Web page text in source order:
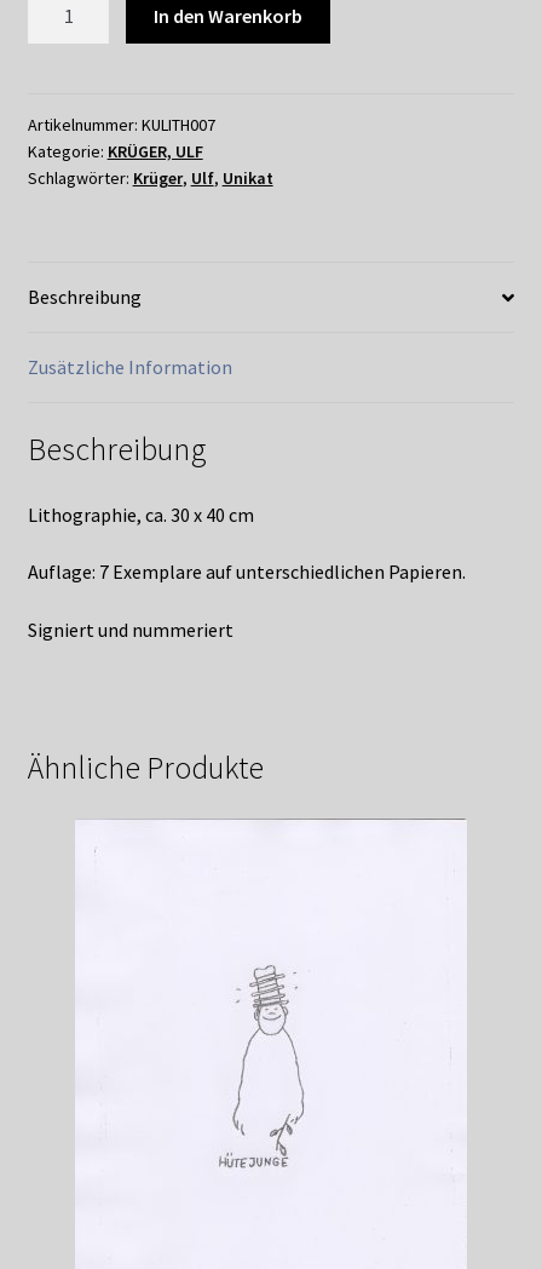
Suchservice
Warenkorb
2021
Menge
In den Warenkorb
Artikelnummer: KULITH007
Kategorie: KRÜGER, ULF
Schlagwörter: Krüger, Ulf, Unikat
Beschreibung
Zusätzliche Information
Beschreibung
Lithographie, ca. 30 x 40 cm
Auflage: 7 Exemplare auf unterschiedlichen Papieren.
Signiert und nummeriert
Ähnliche Produkte